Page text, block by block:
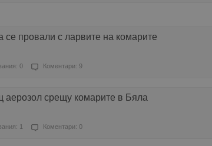
провали с ларвите на комарите
0 Коментари: 9
аерозол срещу комарите в Бяла
1 Коментари: 0